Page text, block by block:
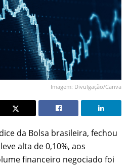
Imagem: Divulgação/Canva
da Bolsa brasileira, fechou
alta de 0,10%, aos
financeiro negociado foi